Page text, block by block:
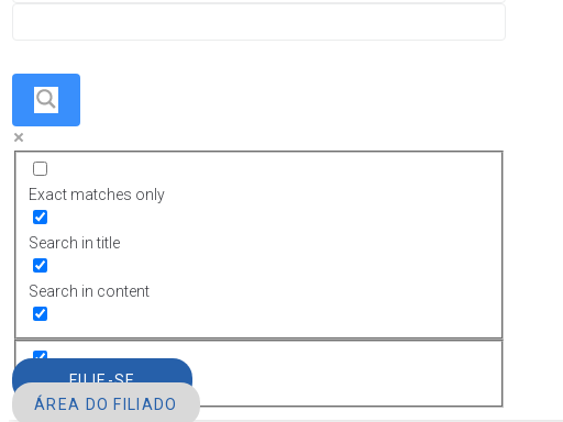
Exact matches only
Search in title
Search in content
FILIE-SE
ÁREA DO FILIADO